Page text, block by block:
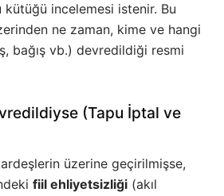
incelemesi istenir. Bu
ne zaman, kime ve hangi
bağış vb.) devredildiği resmi
(Tapu İptal ve
üzerine geçirilmişse,
fiil ehliyetsizliği (akıl